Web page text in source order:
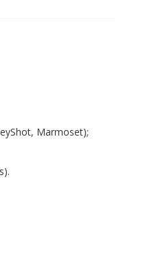
Marmoset);